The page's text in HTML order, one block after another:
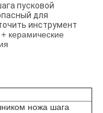
пусковой
для
инструмент
керамические
ножа шага